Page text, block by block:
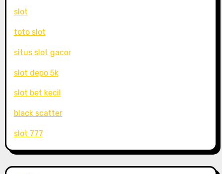
slot
toto slot
situs slot gacor
slot depo 5k
slot bet kecil
black scatter
slot 777